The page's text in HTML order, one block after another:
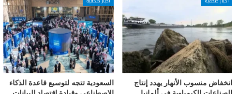
انخفاض منسوب الأنهار يهدد إنتاج
السعودية تتجه لتوسيع قاعدة الذكاء